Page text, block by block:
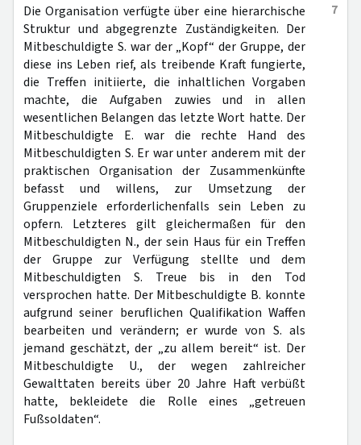
7
Die Organisation verfügte über eine hierarchische
Struktur und abgegrenzte Zuständigkeiten. Der
Mitbeschuldigte S. war der „Kopf“ der Gruppe, der
diese ins Leben rief, als treibende Kraft fungierte,
die Treffen initiierte, die inhaltlichen Vorgaben
machte, die Aufgaben zuwies und in allen
wesentlichen Belangen das letzte Wort hatte. Der
Mitbeschuldigte E. war die rechte Hand des
Mitbeschuldigten S. Er war unter anderem mit der
praktischen Organisation der Zusammenkünfte
befasst und willens, zur Umsetzung der
Gruppenziele erforderlichenfalls sein Leben zu
opfern. Letzteres gilt gleichermaßen für den
Mitbeschuldigten N., der sein Haus für ein Treffen
der Gruppe zur Verfügung stellte und dem
Mitbeschuldigten S. Treue bis in den Tod
versprochen hatte. Der Mitbeschuldigte B. konnte
aufgrund seiner beruflichen Qualifikation Waffen
bearbeiten und verändern; er wurde von S. als
jemand geschätzt, der „zu allem bereit“ ist. Der
Mitbeschuldigte U., der wegen zahlreicher
Gewalttaten bereits über 20 Jahre Haft verbüßt
hatte, bekleidete die Rolle eines „getreuen
Fußsoldaten“.